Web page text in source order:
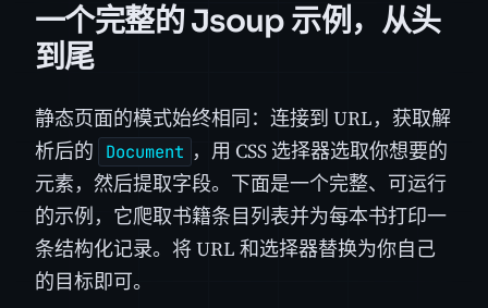
一个完整的 Jsoup 示例，从头
到尾
静态页面的模式始终相同：连接到 URL，获取解
析后的
Document ，用 CSS 选择器选取你想要的
元素，然后提取字段。下面是一个完整、可运行
的示例，它爬取书籍条目列表并为每本书打印一
条结构化记录。将 URL 和选择器替换为你自己
的目标即可。